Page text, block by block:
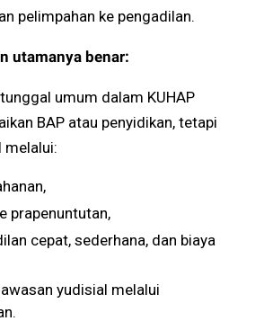
pelimpahan ke pengadilan.
utamanya benar:
umum dalam KUHAP
BAP atau penyidikan, tetapi
prapenuntutan,
cepat, sederhana, dan biaya
yudisial melalui